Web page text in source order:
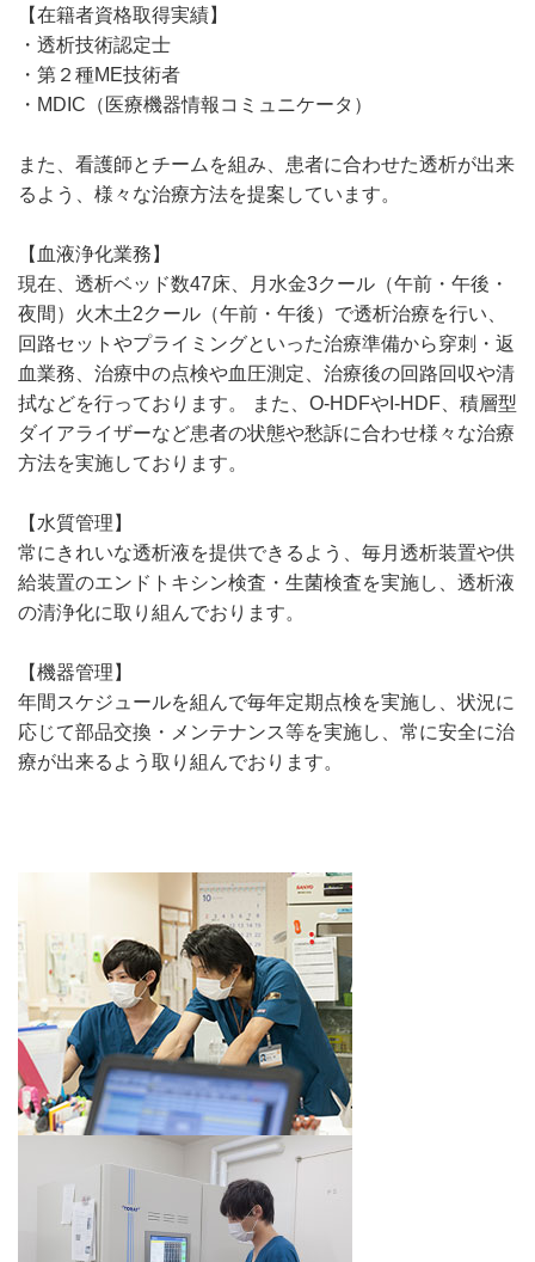
【在籍者資格取得実績】
・透析技術認定士
・第２種ME技術者
・MDIC（医療機器情報コミュニケータ）
また、看護師とチームを組み、患者に合わせた透析が出来
るよう、様々な治療方法を提案しています。
【血液浄化業務】
現在、透析ベッド数47床、月水金3クール（午前・午後・
夜間）火木土2クール（午前・午後）で透析治療を行い、
回路セットやプライミングといった治療準備から穿刺・返
血業務、治療中の点検や血圧測定、治療後の回路回収や清
拭などを行っております。 また、O-HDFやI-HDF、積層型
ダイアライザーなど患者の状態や愁訴に合わせ様々な治療
方法を実施しております。
【水質管理】
常にきれいな透析液を提供できるよう、毎月透析装置や供
給装置のエンドトキシン検査・生菌検査を実施し、透析液
の清浄化に取り組んでおります。
【機器管理】
年間スケジュールを組んで毎年定期点検を実施し、状況に
応じて部品交換・メンテナンス等を実施し、常に安全に治
療が出来るよう取り組んでおります。